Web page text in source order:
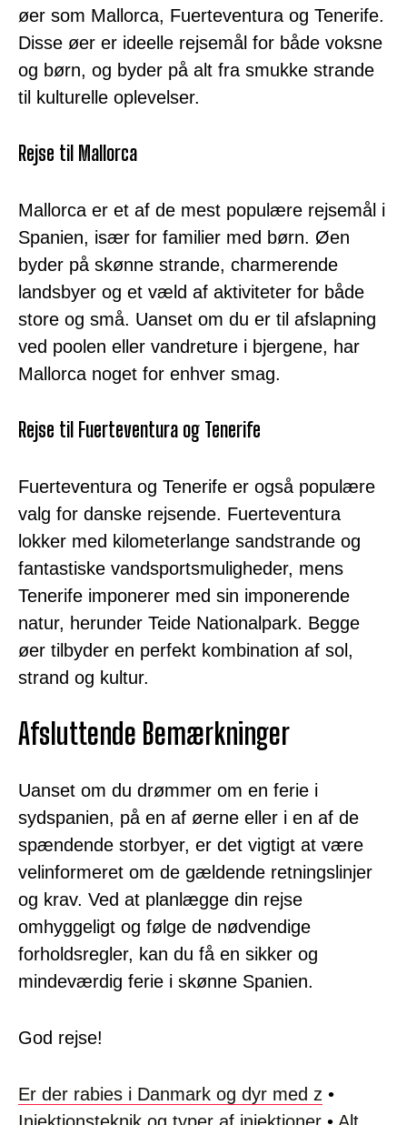
øer som Mallorca, Fuerteventura og Tenerife.
Disse øer er ideelle rejsemål for både voksne
og børn, og byder på alt fra smukke strande
til kulturelle oplevelser.
Rejse til Mallorca
Mallorca er et af de mest populære rejsemål i
Spanien, især for familier med børn. Øen
byder på skønne strande, charmerende
landsbyer og et væld af aktiviteter for både
store og små. Uanset om du er til afslapning
ved poolen eller vandreture i bjergene, har
Mallorca noget for enhver smag.
Rejse til Fuerteventura og Tenerife
Fuerteventura og Tenerife er også populære
valg for danske rejsende. Fuerteventura
lokker med kilometerlange sandstrande og
fantastiske vandsportsmuligheder, mens
Tenerife imponerer med sin imponerende
natur, herunder Teide Nationalpark. Begge
øer tilbyder en perfekt kombination af sol,
strand og kultur.
Afsluttende Bemærkninger
Uanset om du drømmer om en ferie i
sydspanien, på en af øerne eller i en af de
spændende storbyer, er det vigtigt at være
velinformeret om de gældende retningslinjer
og krav. Ved at planlægge din rejse
omhyggeligt og følge de nødvendige
forholdsregler, kan du få en sikker og
mindeværdig ferie i skønne Spanien.
God rejse!
Er der rabies i Danmark og dyr med z •